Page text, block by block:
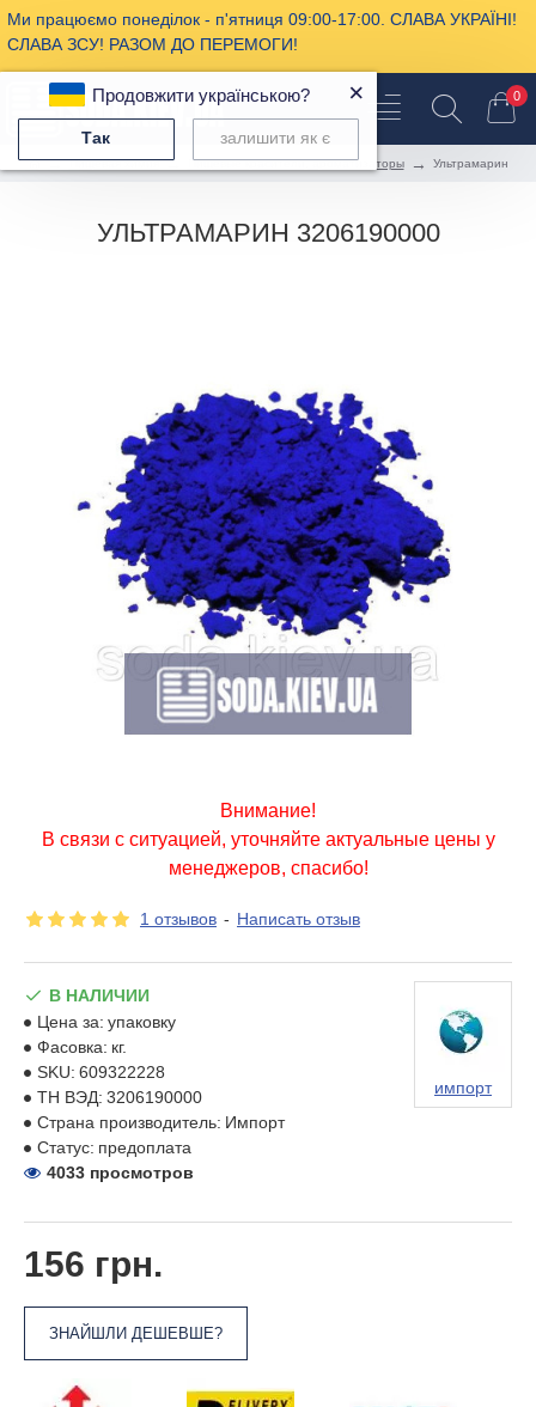
Ми працюємо понеділок - п'ятниця 09:00-17:00. СЛАВА УКРАЇНІ!
СЛАВА ЗСУ! РАЗОМ ДО ПЕРЕМОГИ!
0
Пищевая химия Пищевые красители, ароматизаторы Ультрамарин
УЛЬТРАМАРИН 3206190000
Внимание!
В связи с ситуацией, уточняйте актуальные цены у
менеджеров, спасибо!
1 отзывов - Написать отзыв
156 грн.
ЗНАЙШЛИ ДЕШЕВШЕ?
В НАЛИЧИИ
Цена за: упаковку
Фасовка: кг.
SKU: 609322228
ТН ВЭД: 3206190000
Страна производитель: Импорт
Статус: предоплата
импорт
4033 просмотров
Продовжити українською? ×
Так залишити як є